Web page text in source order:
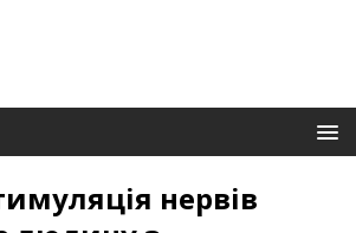
нервів